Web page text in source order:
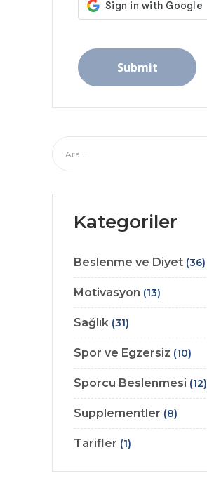
Kategoriler
Beslenme ve Diyet (36)
Motivasyon (13)
Sağlık (31)
Spor ve Egzersiz (10)
Sporcu Beslenmesi (12)
Supplementler (8)
Tarifler (1)